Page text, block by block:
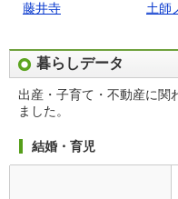
藤井寺 土師
暮らしデータ
出産・子育て・不動産に関
ました。
結婚・育児